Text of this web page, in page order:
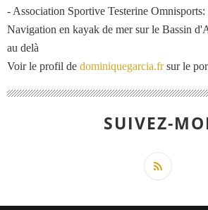
- Association Sportive Testerine
Navigation en kayak de mer sur le Bassin
au delà
Voir le profil de dominiquegarcia.frsur le
SUIVEZ-